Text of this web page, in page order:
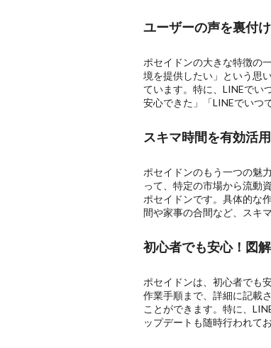
ユーザーの声を裏付
ポセイドンの大きな特徴の
境を提供したい」という思
ています。特に、LINEでい
安心できた」「LINEでいつ
スキマ時間を有効活
ポセイドンのもう一つの魅
って、特定の市場から流動
ポセイドンです。具体的な
間や家事の合間など、スキ
初心者でも安心！図
ポセイドンは、初心者でも
作業手順まで、詳細に記載
ことができます。特に、
ップデートも随時行われて